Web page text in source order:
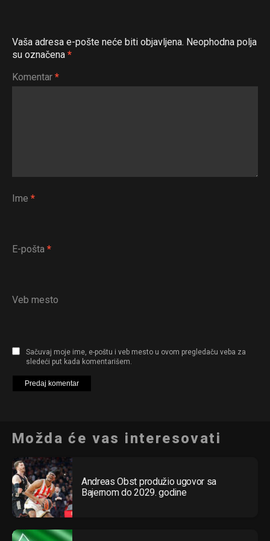
Vaša adresa e-pošte neće biti objavljena. Neophodna polja
su označena *
Komentar *
Ime *
E-pošta *
Veb mesto
Sačuvaj moje ime, e-poštu i veb mesto u ovom pregledaču veba za
sledeći put kada komentarišem.
Možda će vas interesovati
Andreas Obst produžio ugovor sa
Bajernom do 2029. godine